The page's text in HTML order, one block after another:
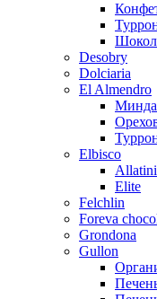
Desobry
Dolciaria
El Almendro
Elbisco
Allatini
Elite
Felchlin
Foreva
Grondona
Gullon